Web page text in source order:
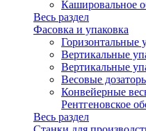
Кашировальное
Весь раздел
Фасовка и упаковка
Вертикальные
Вертикальные
Весовые
Конвейерные
Рентгеновское
Весь раздел